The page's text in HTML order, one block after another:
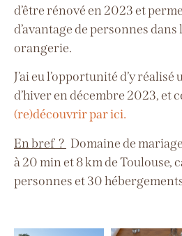
d’être rénové en 2023 et
d’avantage de personnes
orangerie.
J’ai eu l’opportunité d’y
d’hiver en décembre 2023, et
(re)découvrir par ici.
En bref ? Domaine de
à20 min et 8 km de Toulouse,
personneset 30